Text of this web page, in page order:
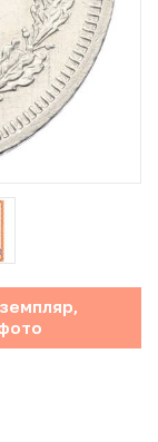
года)
и России